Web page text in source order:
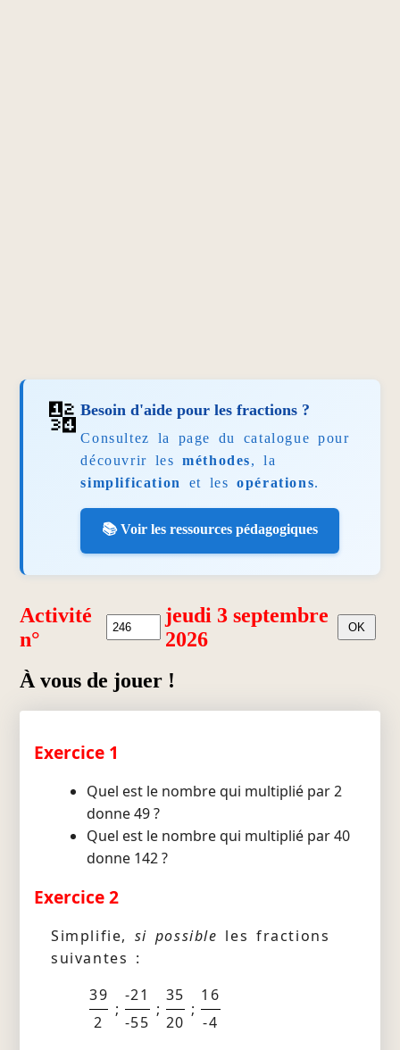
🔢Besoin d'aide pour les fractions ?
Consultez la page du catalogue pour
découvrir lesméthodes, la
simplification
et lesopérations.
📚 Voir les ressources pédagogiques
Activité
n°
jeudi 3 septembre
2026
À vous de jouer !
Exercice 1
Quel est le nombre qui multiplié par 2
donne 49 ?
Quel est le nombre qui multiplié par 40
donne 142 ?
Exercice 2
Simplifie, si possible les fractions
suivantes :
39
2
;
-21
-55
;
35
20
;
16
-4